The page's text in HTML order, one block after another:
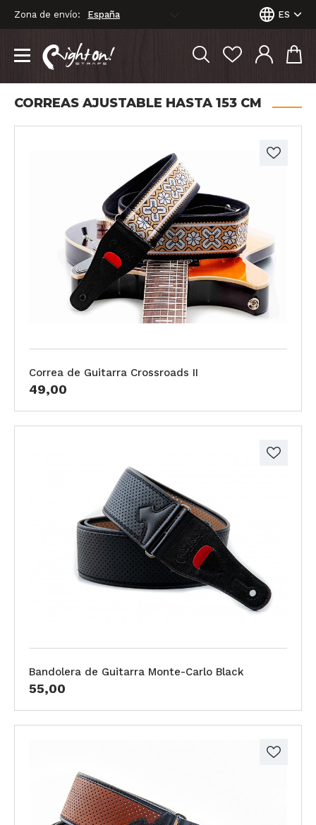
Zona de envío: ES
CORREAS AJUSTABLE HASTA 153 CM
Correa de Guitarra Crossroads II
49,00
Bandolera de Guitarra Monte-Carlo Black
55,00